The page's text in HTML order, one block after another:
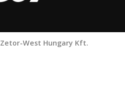
Zetor-West Hungary Kft.